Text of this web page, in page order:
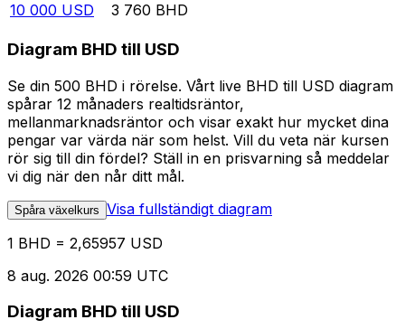
10 000 USD 3 760 BHD
Diagram BHD till USD
Se din 500 BHD i rörelse. Vårt live BHD till USD diagram
spårar 12 månaders realtidsräntor,
mellanmarknadsräntor och visar exakt hur mycket dina
pengar var värda när som helst. Vill du veta när kursen
rör sig till din fördel? Ställ in en prisvarning så meddelar
vi dig när den når ditt mål.
Spåra växelkurs Visa fullständigt diagram
1 BHD = 2,65957 USD
8 aug. 2026 00:59 UTC
Diagram BHD till USD